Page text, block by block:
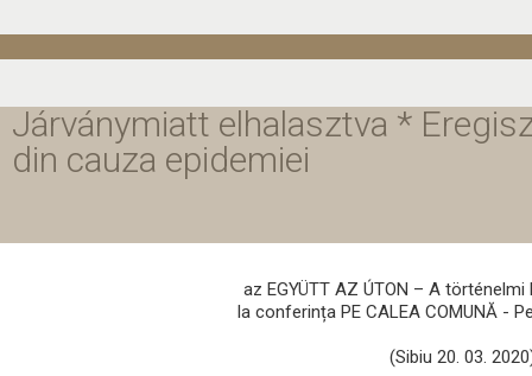
Járványmiatt elhalasztva *
din cauza epidemiei
az EGYÜTT AZ ÚTON – A
la conferința PE CALEA COMUNĂ -
(Sibiu 20. 03.